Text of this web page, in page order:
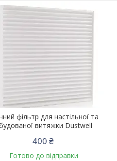
фільтр для настільної та
витяжки Dustwell
400 ₴
Готово до відправки